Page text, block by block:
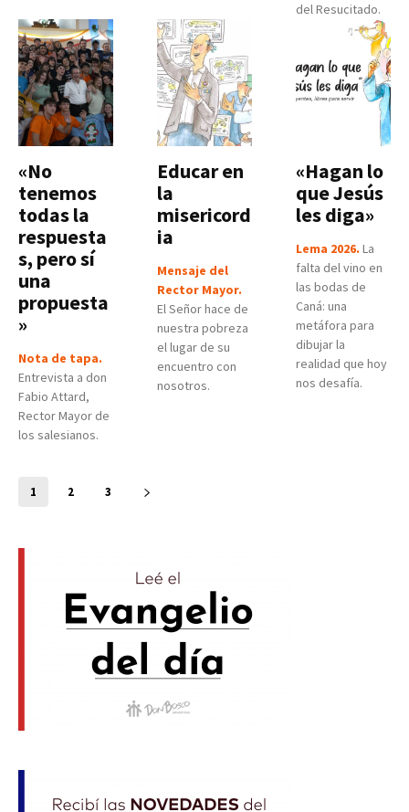
del Resucitado.
«No
tenemos
todas la
respuesta
s, pero sí
una
propuesta
»
Nota de tapa.
Entrevista a don
Fabio Attard,
Rector Mayor de
los salesianos.
Educar en
la
misericord
ia
Mensaje del
Rector Mayor.
El Señor hace de
nuestra pobreza
el lugar de su
encuentro con
nosotros.
«Hagan lo
que Jesús
les diga»
Lema 2026. La
falta del vino en
las bodas de
Caná: una
metáfora para
dibujar la
realidad que hoy
nos desafía.
1 2 3